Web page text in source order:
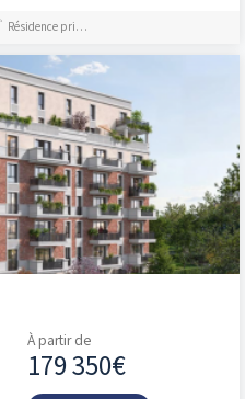
Résidence principale / PTZ
À partir de
179 350€